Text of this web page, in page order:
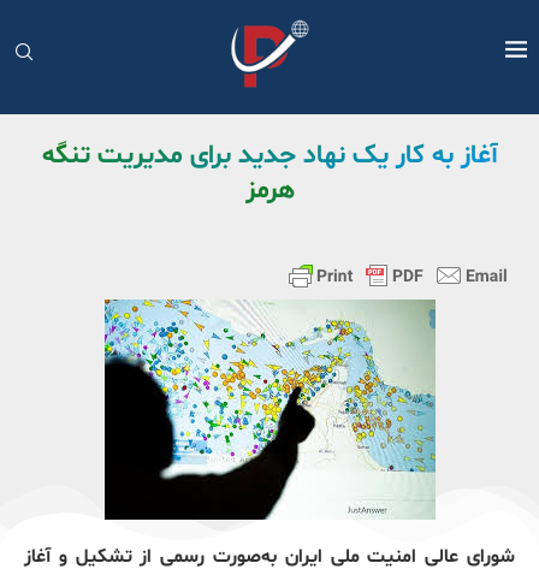
آغاز به کار یک نهاد جدید برای مدیریت تنگه
هرمز
شورای عالی امنیت ملی ایران به‌صورت رسمی از تشکیل و آغاز